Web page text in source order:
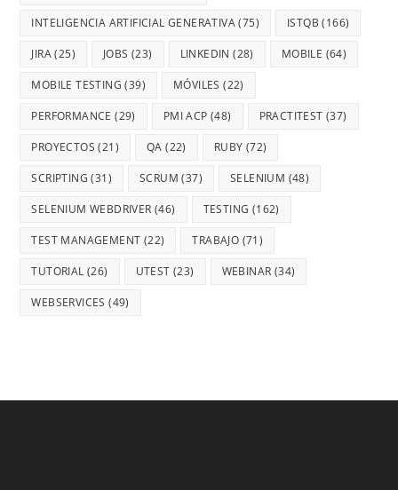
INTELIGENCIA ARTIFICIAL GENERATIVA(75) ISTQB (166)
JIRA(25) JOBS (23) LINKEDIN (28) MOBILE (64)
MOBILE TESTING (39) MÓVILES (22)
PERFORMANCE (29) PMI ACP (48) PRACTITEST (37)
PROYECTOS (21) QA (22) RUBY (72)
SCRIPTING (31) SCRUM (37) SELENIUM (48)
SELENIUM WEBDRIVER (46) TESTING (162)
TEST MANAGEMENT (22) TRABAJO (71)
TUTORIAL (26) UTEST (23) WEBINAR (34)
WEBSERVICES (49)